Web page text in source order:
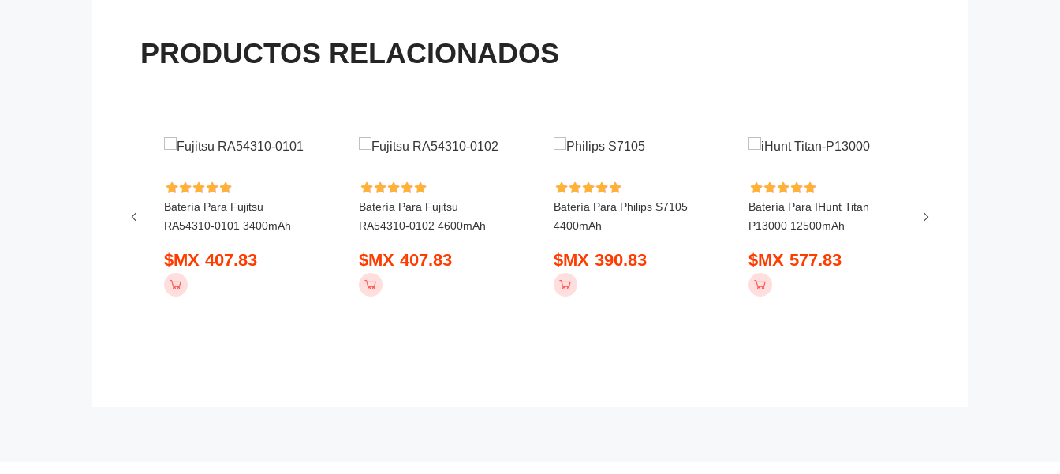
PRODUCTOS RELACIONADOS
Batería Para Fujitsu
RA54310-0101 3400mAh
$MX 407.83
Batería Para Fujitsu
RA54310-0102 4600mAh
$MX 407.83
Batería Para Philips S7105
4400mAh
$MX 390.83
Batería Para IHunt Titan
P13000 12500mAh
$MX 577.83